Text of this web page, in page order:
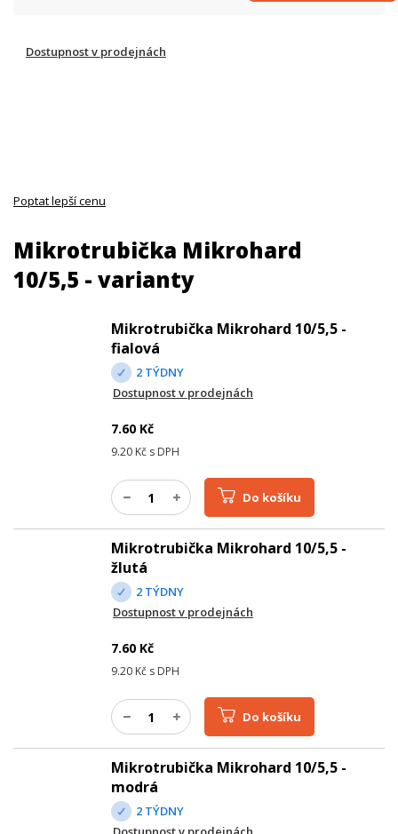
Dostupnost v prodejnách
Poptat lepší cenu
Mikrotrubička Mikrohard
10/5,5 - varianty
Mikrotrubička Mikrohard 10/5,5 -
fialová
2 TÝDNY
Dostupnost v prodejnách
7.60 Kč
9.20 Kč s DPH
Do košíku
Mikrotrubička Mikrohard 10/5,5 -
žlutá
2 TÝDNY
Dostupnost v prodejnách
7.60 Kč
9.20 Kč s DPH
Do košíku
Mikrotrubička Mikrohard 10/5,5 -
modrá
2 TÝDNY